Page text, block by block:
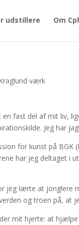
udstillere Om
fast del af mit liv,
Jeg har
for kunst på
har jeg deltaget
jeg lærte at jonglere
og troen på, at
mit hjerte: at